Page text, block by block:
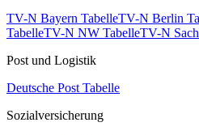
TV-N Bayern TabelleTV-N Berlin
TabelleTV-N NW TabelleTV-N
Post und Logistik
Deutsche Post Tabelle
Sozialversicherung